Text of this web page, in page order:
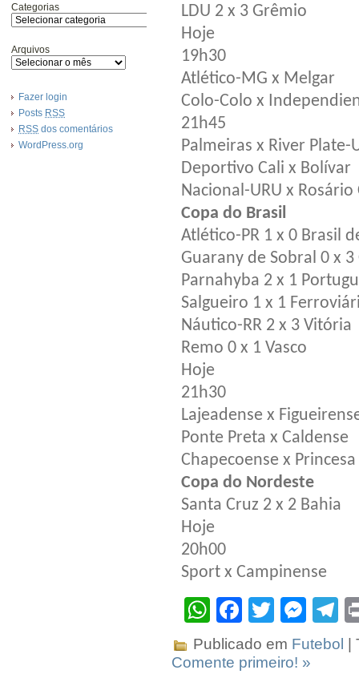
Categorias
Arquivos
Fazer login
Posts RSS
RSS dos comentários
WordPress.org
LDU 2 x 3 Grêmio
Hoje
19h30
Atlético-MG x Melgar
Colo-Colo x
21h45
Palmeiras x River Plate-
Deportivo Cali x Bolívar
Nacional-URU x Rosário
Copa do Brasil
Atlético-PR 1 x 0 Brasil
Guarany de Sobral 0 x
Parnahyba 2 x 1
Salgueiro 1 x 1
Náutico-RR 2 x 3 Vitória
Remo 0 x 1 Vasco
Hoje
21h30
Lajeadense x
Ponte Preta x Caldense
Chapecoense x
Copa do Nordeste
Santa Cruz 2 x 2 Bahia
Hoje
20h00
Sport x Campinense
WhatsApp
Facebook
Twitter
Publicado em Futebol
|
Comente primeiro! »